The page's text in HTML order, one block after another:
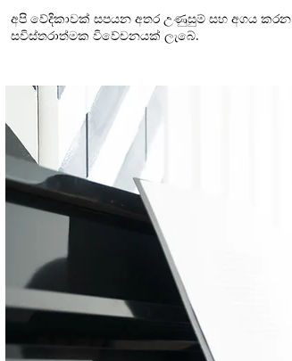
අපි වේදිකාවක් සපයන අතර උණුසුම් සහ අගය
සවිස්තරාත්මක විවේචනයක් ලැබේ.